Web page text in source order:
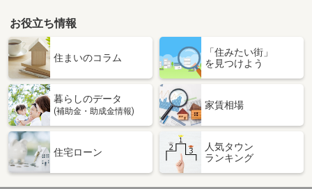
群馬県前橋市駒形町
価 格
7.70万円
群馬県前橋市駒形町
物件種別 貸店舗（建物一部）
使用面積
65.34m²
群馬県高崎市東貝沢町１丁目
23.10万円
住 所
群馬県高崎市東貝沢町１丁目
お役立ち情報
住まいのコラム
「住みたい街」
を見つけよう
暮らしのデータ
(補助金・助成金情報)
家賃相場
住宅ローン
人気タウン
ランキング